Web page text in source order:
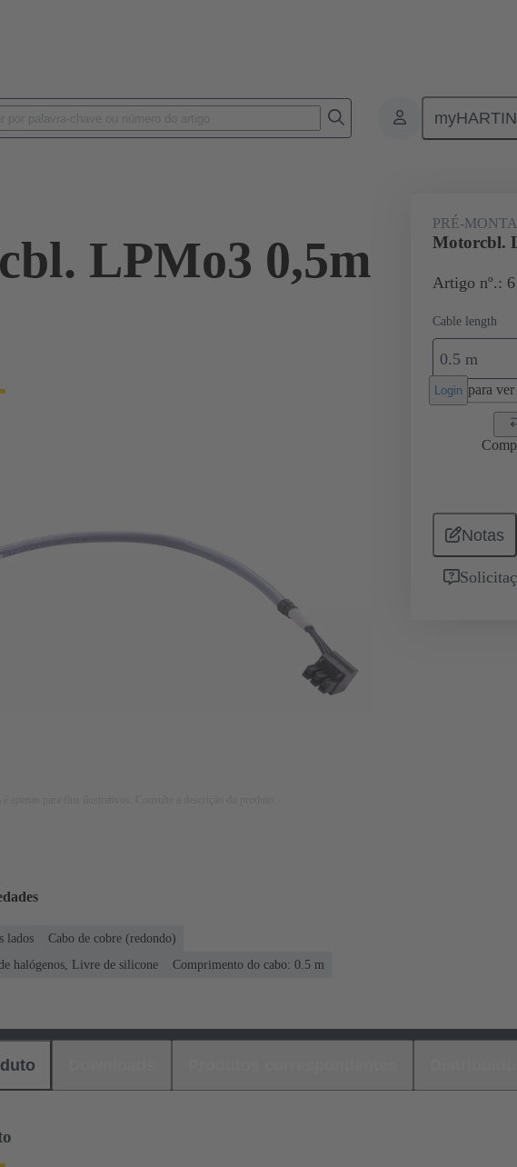
/ Han® Produtos Conjuntos de cabos
LPMo3 0,5m
PRÉ-
Motorcbl.
Artigo nº.:
Cable length
0.5 m
Login para
Notas
lados
Cabo de cobre (redondo)
halógenos, Livre de silicone
Comprimento do cabo: 0.5 m